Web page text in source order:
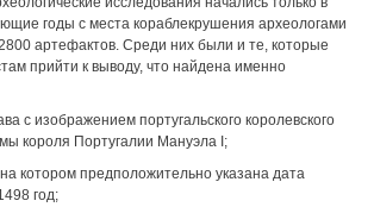
годы с места кораблекрушения археологами
артефактов. Среди них были и те, которые
прийти к выводу, что найдена именно
с изображением португальского королевского
короля Португалии Мануэла I;
котором предположительно указана дата
год;